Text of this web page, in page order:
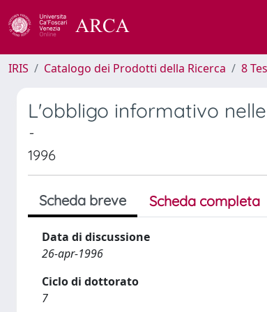
IRIS Catalogo dei Prodotti della Ricerca 8
L'obbligo informativo
-
1996
Scheda breve Scheda completa
Data di discussione
26-apr-1996
Ciclo di dottorato
7